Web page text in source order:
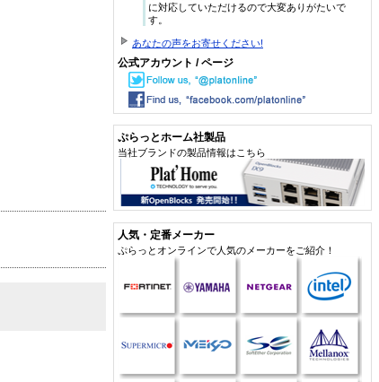
に対応していただけるので大変ありがたいで
す。
あなたの声をお寄せください!
公式アカウント / ページ
ぷらっとホーム社製品
当社ブランドの製品情報はこちら
人気・定番メーカー
ぷらっとオンラインで人気のメーカーをご紹介！